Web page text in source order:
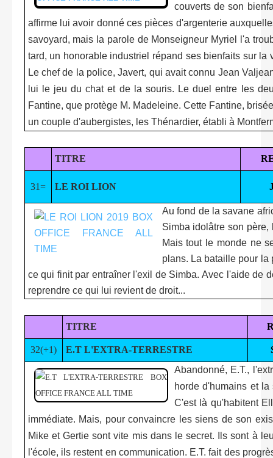
couverts de son
affirme lui avoir donné ces pièces d'argenterie
savoyard, mais la parole de Monseigneur Myriel l'a
tard, un honorable industriel répand ses bienfaits sur
Le chef de la police, Javert, qui avait connu Jean
lui le jeu du chat et de la souris. Le duel entre les
Fantine, que protège M. Madeleine. Cette Fantine,
un couple d'aubergistes, les Thénardier, établi à
TITRE
31= LE ROI LION
Au fond de la savane
Simba idolâtre son
Mais tout le monde ne
plans. La bataille pour la
ce qui finit par entraîner l'exil de Simba. Avec l'aide de
reprendre ce qui lui revient de droit...
TITRE
32(+1) E.T L'EXTRA-TERRESTRE
Abandonné, E.T.,
horde d'humains et
C'est là qu'habitent
immédiate. Mais, pour convaincre les siens de son
Mike et Gertie sont vite mis dans le secret. Ils sont à
l'école, ils restent en communication. E.T. fait des